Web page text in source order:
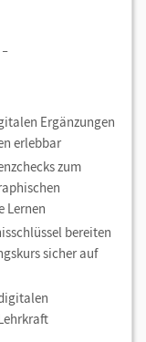
Ergänzungen
erlebbar
zum
Lernen
bereiten
sicher auf